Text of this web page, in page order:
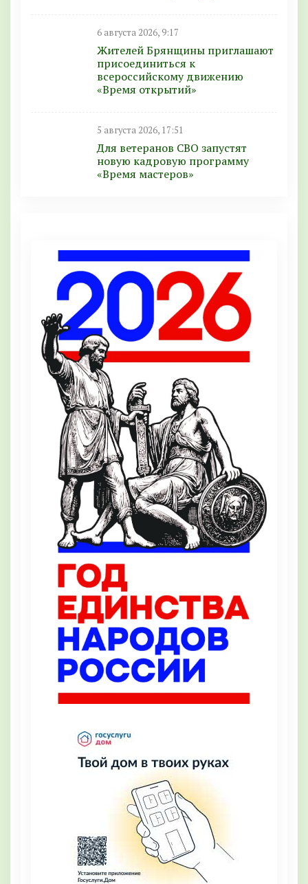
6 августа 2026, 9:17
Жителей Брянщины приглашают
присоединиться к
всероссийскому движению
«Время открытий»
5 августа 2026, 17:51
Для ветеранов СВО запустят
новую кадровую программу
«Время мастеров»